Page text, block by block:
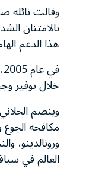
وقالت نائلة
بالامتنان
هذا الدعم
خلال توفير
وينضم
مكافحة الجوع
ورونالدينو،
العالم في